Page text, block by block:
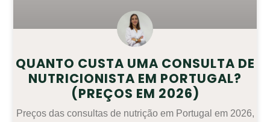
QUANTO CUSTA UMA CONSULTA DE
NUTRICIONISTA EM PORTUGAL?
(PREÇOS EM 2026)
Preços das consultas de nutrição em Portugal em 2026,